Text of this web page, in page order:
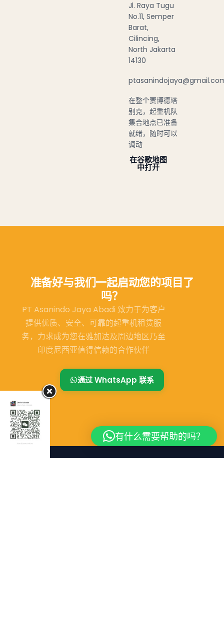
Jl. Raya Tugu
No.11, Semper
Barat,
Cilincing,
North Jakarta
14130
在整个贾博德塔
别克，起重机队
集合地点已准备
就绪，随时可以
调动
在谷歌地图
中打开
准备好与我们一起启动您的项目了
吗？
PT Asanindo Jaya Abadi 致力于为客户
提供优质、安全、可靠的起重机租赁服
务，力求成为您在雅加达及周边地区乃至
印度尼西亚值得信赖的合作伙伴
通过 WhatsApp 联系
有什么需要帮助的吗？